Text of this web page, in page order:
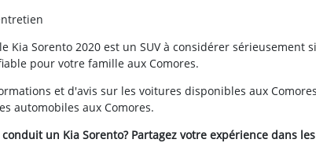
Kia Sorento 2020 est un SUV à considérer
pour votre famille aux Comores.
et d'avis sur les voitures disponibles aux
automobiles aux Comores.
un Kia Sorento? Partagez votre expérience dans